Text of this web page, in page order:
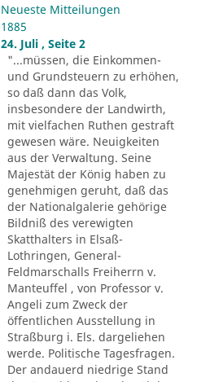
Neueste Mitteilungen
1885
24. Juli , Seite 2
"...müssen, die Einkommen-
und Grundsteuern zu erhöhen,
so daß dann das Volk,
insbesondere der Landwirth,
mit vielfachen Ruthen gestraft
gewesen wäre. Neuigkeiten
aus der Verwaltung. Seine
Majestät der König haben zu
genehmigen geruht, daß das
der Nationalgalerie gehörige
Bildniß des verewigten
Skatthalters in Elsaß-
Lothringen, General-
Feldmarschalls Freiherrn v.
Manteuffel , von Professor v.
Angeli zum Zweck der
öffentlichen Ausstellung in
Straßburg i. Els. dargeliehen
werde. Politische Tagesfragen.
Der andauerd niedrige Stand